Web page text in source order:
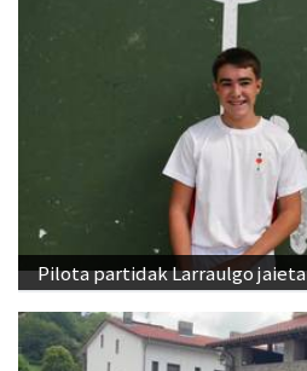
Pilota partidak Larraulgo